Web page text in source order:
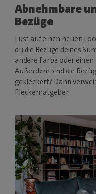
Abnehmbare
Bezüge
Lust auf einen neuen
du die Bezüge deines
andere Farbe oder
Außerdem sind die
gekleckert? Dann
Fleckenratgeber.